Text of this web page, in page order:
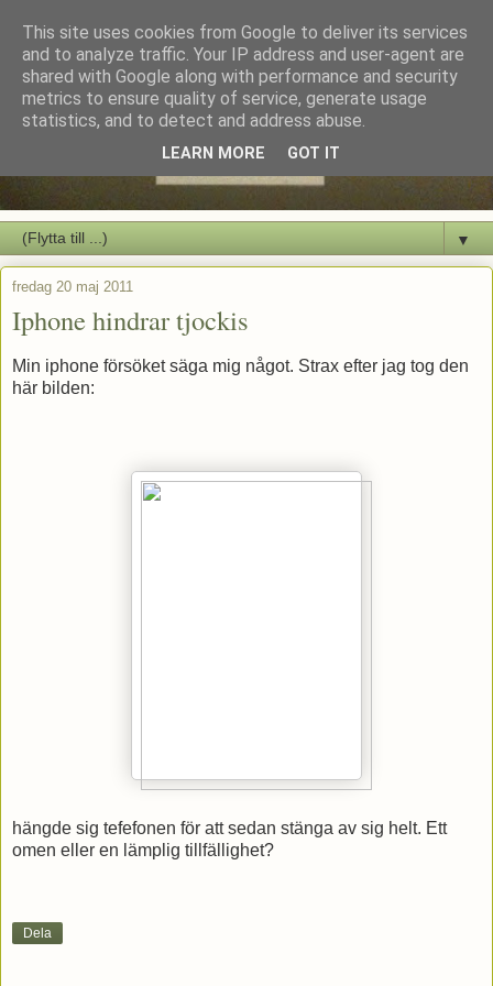
▼
fredag 20 maj 2011
Iphone hindrar tjockis
Min iphone försöket säga mig något. Strax efter jag tog den
här bilden:
hängde sig tefefonen för att sedan stänga av sig helt. Ett
omen eller en lämplig tillfällighet?
Dela
This site uses cookies from Google to deliver its services
and to analyze traffic. Your IP address and user-agent are
shared with Google along with performance and security
metrics to ensure quality of service, generate usage
statistics, and to detect and address abuse.
LEARN MORE GOT IT